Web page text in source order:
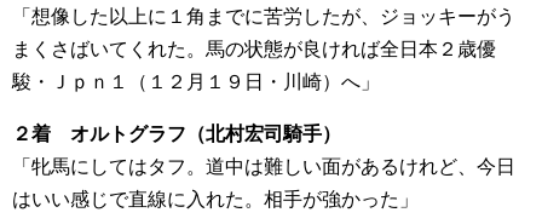
「想像した以上に１角までに苦労したが、ジョッキーがう
まくさばいてくれた。馬の状態が良ければ全日本２歳優
駿・Ｊｐｎ１（１２月１９日・川崎）へ」
２着 オルトグラフ（北村宏司騎手）
「牝馬にしてはタフ。道中は難しい面があるけれど、今日
はいい感じで直線に入れた。相手が強かった」